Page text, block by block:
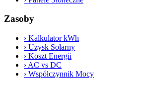
Zasoby
› Kalkulator kWh
› Uzysk Solarny
› Koszt Energii
› AC vs DC
› Współczynnik Mocy